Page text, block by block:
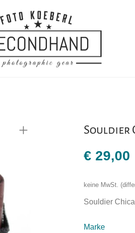
Souldier
€ 29,00
keine MwSt.
Souldier
Marke